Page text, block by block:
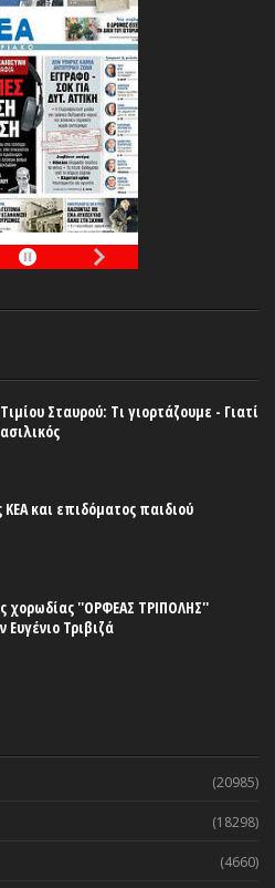
Σταυρού: Τι γιορτάζουμε - Γιατί
και επιδόματος παιδιού
χορωδίας ''ΟΡΦΕΑΣ ΤΡΙΠΟΛΗΣ''
Ευγένιο Τριβιζά
(20985)
(18298)
(4660)